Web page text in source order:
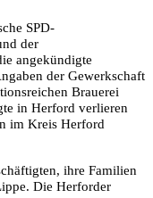
SPD-
der
angekündigte
der Gewerkschaft
Brauerei
in Herford verlieren
im Kreis Herford
ihre Familien
Die Herforder